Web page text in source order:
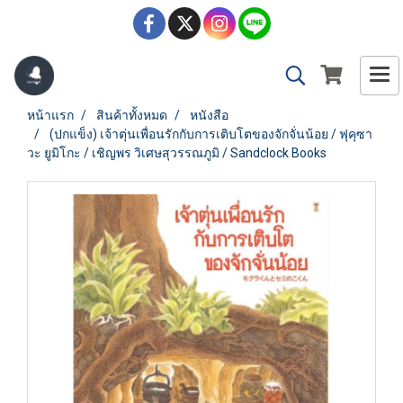
หน้าแรก สินค้าทั้งหมด
หนังสือ
(ปกแข็ง) เจ้าตุ่นเพื่อนรักกับการเติบโตของจักจั่นน้อย / ฟุคุซา
วะ ยูมิโกะ / เชิญพร วิเศษสุวรรณภูมิ / Sandclock Books